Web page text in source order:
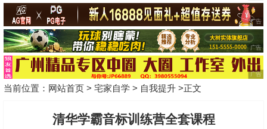
当前位置： 网站首页 > 宅家自学 > 自我提升 >正文
清华学霸音标训练营全套课程